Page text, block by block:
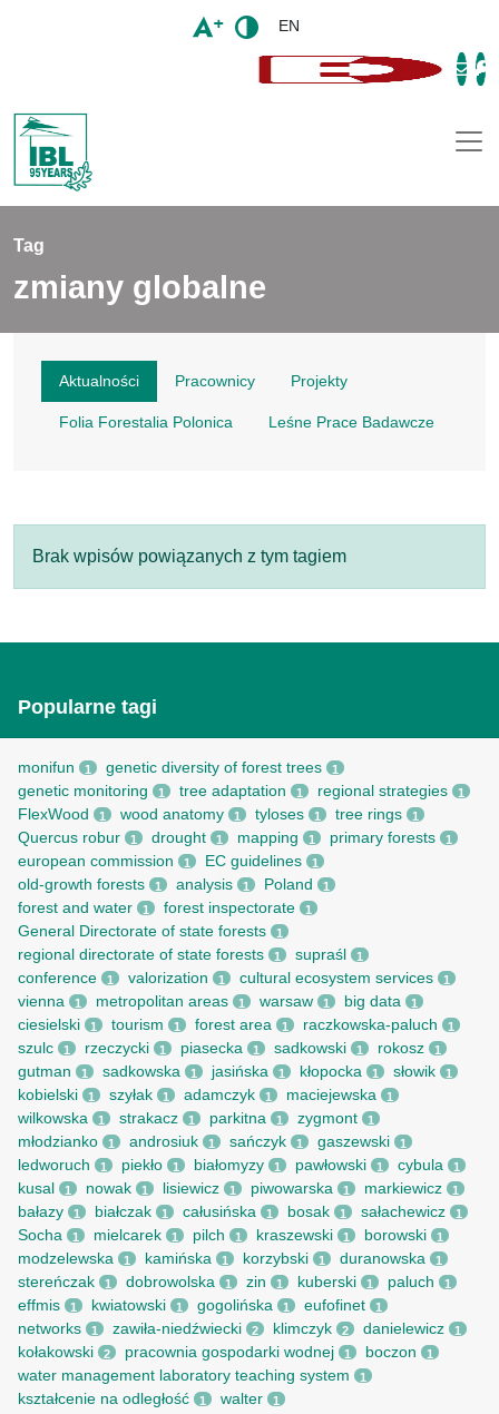
EN
Tag
zmiany globalne
Aktualności Pracownicy Projekty
Folia Forestalia Polonica Leśne Prace Badawcze
Brak wpisów powiązanych z tym tagiem
Popularne tagi
monifun 1 genetic diversity of forest trees 1
genetic monitoring 1 tree adaptation 1 regional strategies 1
FlexWood 1 wood anatomy 1 tyloses 1 tree rings 1
Quercus robur 1 drought 1 mapping 1 primary forests 1
european commission 1 EC guidelines 1
old-growth forests 1 analysis 1 Poland 1
forest and water 1 forest inspectorate 1
General Directorate of state forests 1
regional directorate of state forests 1 supraśl 1
conference 1 valorization 1 cultural ecosystem services 1
vienna 1 metropolitan areas 1 warsaw 1 big data 1
ciesielski 1 tourism 1 forest area 1 raczkowska-paluch 1
szulc 1 rzeczycki 1 piasecka 1 sadkowski 1 rokosz 1
gutman 1 sadkowska 1 jasińska 1 kłopocka 1 słowik 1
kobielski 1 szyłak 1 adamczyk 1 maciejewska 1
wilkowska 1 strakacz 1 parkitna 1 zygmont 1
młodzianko 1 androsiuk 1 sańczyk 1 gaszewski 1
ledworuch 1 piekło 1 białomyzy 1 pawłowski 1 cybula 1
kusal 1 nowak 1 lisiewicz 1 piwowarska 1 markiewicz 1
bałazy 1 białczak 1 całusińska 1 bosak 1 sałachewicz 1
Socha 1 mielcarek 1 pilch 1 kraszewski 1 borowski 1
modzelewska 1 kamińska 1 korzybski 1 duranowska 1
stereńczak 1 dobrowolska 1 zin 1 kuberski 1 paluch 1
effmis 1 kwiatowski 1 gogolińska 1 eufofinet 1
networks 1 zawiła-niedźwiecki 2 klimczyk 2 danielewicz 1
kołakowski 2 pracownia gospodarki wodnej 1 boczon 1
water management laboratory teaching system 1
kształcenie na odległość 1 walter 1